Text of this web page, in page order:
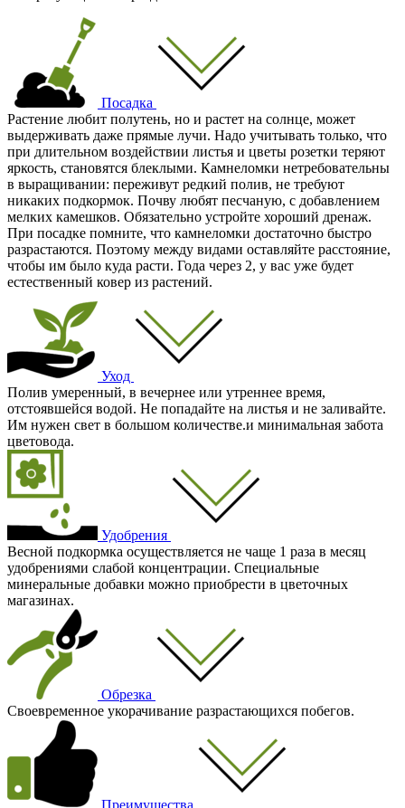
Посадка
Растение любит полутень, но и растет на солнце, может
выдерживать даже прямые лучи. Надо учитывать только, что
при длительном воздействии листья и цветы розетки теряют
яркость, становятся блеклыми. Камнеломки нетребовательны
в выращивании: переживут редкий полив, не требуют
никаких подкормок. Почву любят песчаную, с добавлением
мелких камешков. Обязательно устройте хороший дренаж.
При посадке помните, что камнеломки достаточно быстро
разрастаются. Поэтому между видами оставляйте расстояние,
чтобы им было куда расти. Года через 2, у вас уже будет
естественный ковер из растений.
Уход
Полив умеренный, в вечернее или утреннее время,
отстоявшейся водой. Не попадайте на листья и не заливайте.
Им нужен свет в большом количестве.и минимальная забота
цветовода.
Удобрения
Весной подкормка осуществляется не чаще 1 раза в месяц
удобрениями слабой концентрации. Специальные
минеральные добавки можно приобрести в цветочных
магазинах.
Обрезка
Своевременное укорачивание разрастающихся побегов.
Преимущества